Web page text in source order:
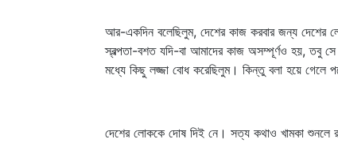
আর-একদিন বলেছিলুম, দেশের কাজ করবার জন্য দেশের
স্বল্পতা-বশত যদি-বা আমাদের কাজ অসম্পূর্ণও হয়, তবু
মধ্যে কিছু লজ্জা বোধ করেছিলুম। কিন্তু বলা হয়ে গেলে
দেশের লোককে দোষ দিই নে। সত্য কথাও খামকা শুনলে